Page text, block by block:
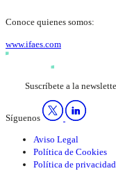
Conoce quienes somos:
www.ifaes.com
Suscríbete a la
Síguenos
Aviso Legal
Política de Cookies
Política de privacidad